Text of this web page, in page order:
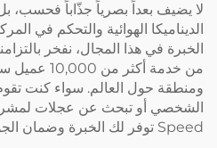
لا يضيف بعداً بصرياً جذّاباً فحسب،
الخبرة في هذا المجال، نفخر
ومنطقة حول العالم. سواء كنت
Speed توفر لك الخبرة وضمان الجودة الذي يمكنك الوثوق به.